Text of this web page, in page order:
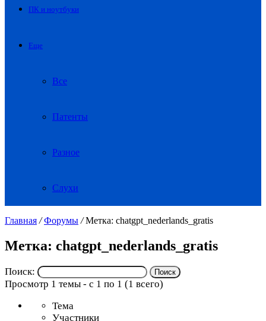
ПК и ноутбуки
Еще
Все
Патенты
Разное
Слухи
Главная / Форумы / Метка: chatgpt_nederlands_gratis
Метка: chatgpt_nederlands_gratis
Поиск:
Просмотр 1 темы - с 1 по 1 (1 всего)
Тема
Участники